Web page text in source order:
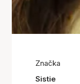
Značka
Sistie